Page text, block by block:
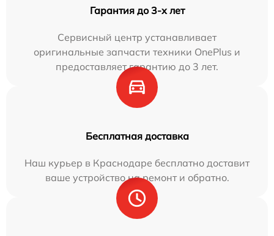
Гарантия до 3-х лет
Сервисный центр устанавливает
оригинальные запчасти техники OnePlus и
предоставляет гарантию до 3 лет.
Бесплатная доставка
Наш курьер в Краснодаре бесплатно доставит
ваше устройство на ремонт и обратно.